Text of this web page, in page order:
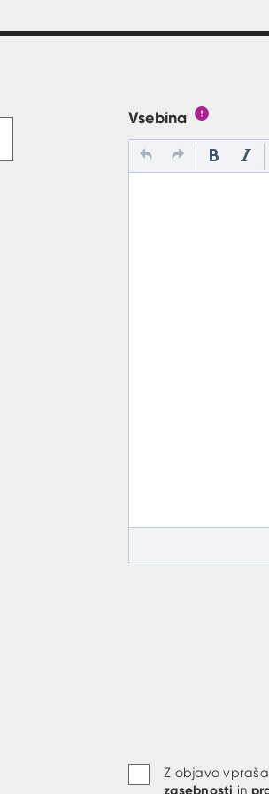
Vsebina
Z objavo
zasebnosti in